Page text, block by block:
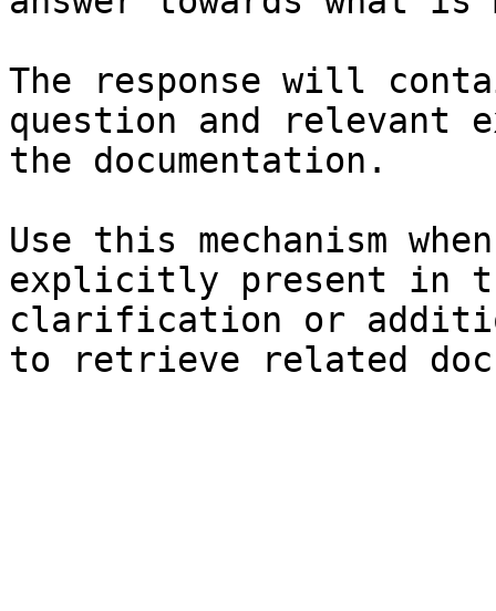
The response will
question and relevant
the documentation.
Use this mechanism
explicitly present in
clarification or